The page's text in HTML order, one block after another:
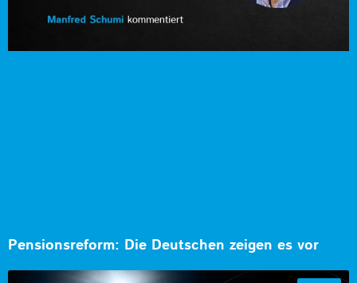
Pensionsreform: Die Deutschen zeigen es vor